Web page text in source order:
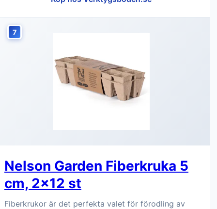
7
Nelson Garden Fiberkruka 5
cm, 2x12 st
Fiberkrukor är det perfekta valet för förodling av